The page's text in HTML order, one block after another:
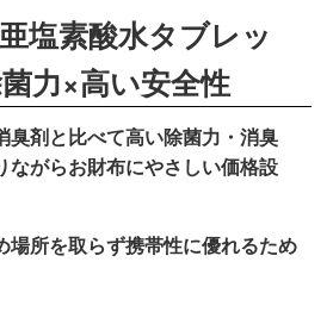
塩素酸水タブレッ
力×高い安全性
臭剤と比べて高い除菌力・消臭
ながらお財布にやさしい価格設
場所を取らず携帯性に優れるため